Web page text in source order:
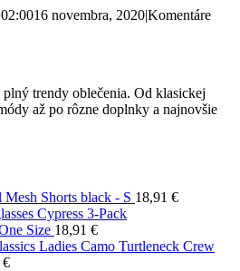
16 novembra, 2020|Komentáre
trendy oblečenia. Od klasickej
až po rôzne doplnky a najnovšie
Shorts black - S 18,91 €
Cypress 3-Pack
Size 18,91 €
Ladies Camo Turtleneck Crew
€